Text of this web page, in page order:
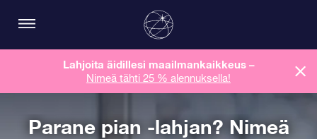
Lahjoita äidillesi maailmankaikkeus –
Nimeä tähti 25 % alennuksella!
Parane pian -lahjan? Nimeä